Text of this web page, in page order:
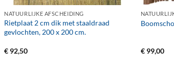
NATUURLIJKE AFSCHEIDING
Rietplaat 2 cm dik met staaldraad
gevlochten, 200 x 200 cm.
€ 92,50 €99,00